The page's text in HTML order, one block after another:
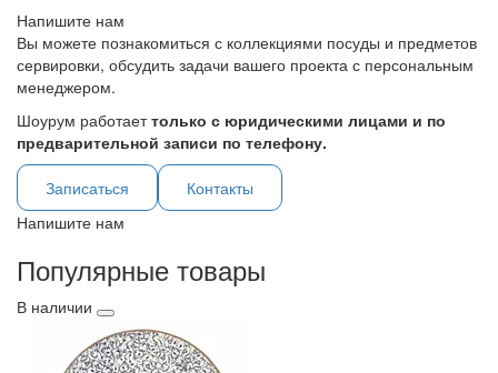
Напишите нам
Вы можете познакомиться с коллекциями посуды и предметов
сервировки, обсудить задачи вашего проекта с персональным
менеджером.
Шоурум работаеттолько с юридическими лицами и по
предварительной записи по телефону.
Записаться
Контакты
Напишите нам
Популярные товары
В наличии